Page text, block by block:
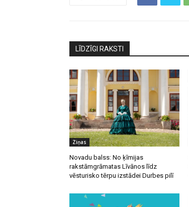
LĪDZĪGI RAKSTI
Ziņas
Novadu balss: No ķīmijas
rakstāmgrāmatas Līvānos līdz
vēsturisko tērpu izstādei Durbes pilī